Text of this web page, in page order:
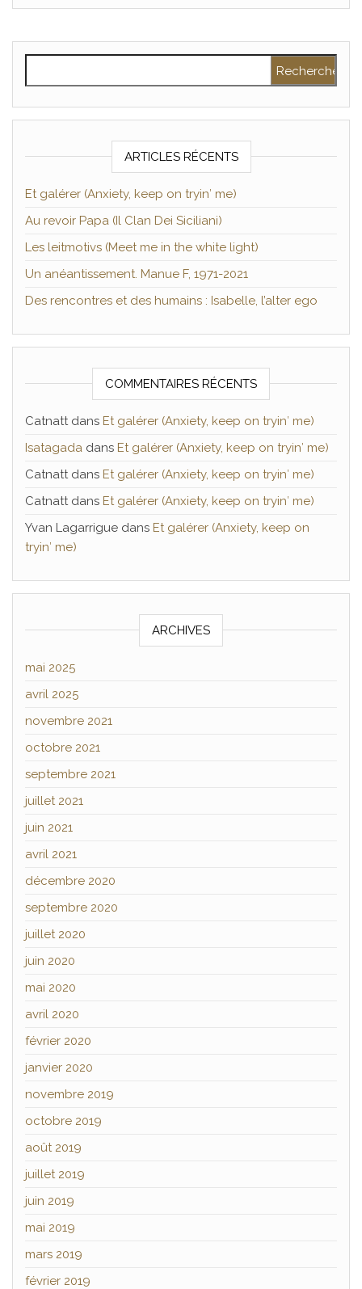
ARTICLES RÉCENTS
Et galérer (Anxiety, keep on tryin′ me)
Au revoir Papa (Il Clan Dei Siciliani)
Les leitmotivs (Meet me in the white light)
Un anéantissement. Manue F, 1971-2021
Des rencontres et des humains : Isabelle, l’alter ego
COMMENTAIRES RÉCENTS
Catnattdans Et galérer (Anxiety, keep on tryin′ me)
Isatagada dans Et galérer (Anxiety, keep on tryin′ me)
Catnattdans Et galérer (Anxiety, keep on tryin′ me)
Catnattdans Et galérer (Anxiety, keep on tryin′ me)
Yvan Lagarrigue dans Et galérer (Anxiety, keep on
tryin′ me)
ARCHIVES
mai 2025
avril 2025
novembre 2021
octobre 2021
septembre 2021
juillet 2021
juin 2021
avril 2021
décembre 2020
septembre 2020
juillet 2020
juin 2020
mai 2020
avril 2020
février 2020
janvier 2020
novembre 2019
octobre 2019
août 2019
juillet 2019
juin 2019
mai 2019
mars 2019
février 2019